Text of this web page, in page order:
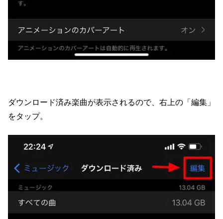
ダウンロード済み楽曲が表示されるので、右上の「編集」
をタップ。